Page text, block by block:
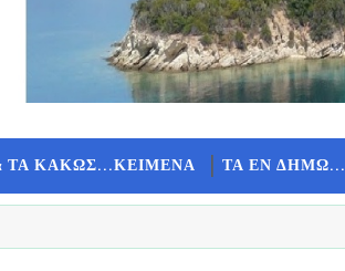
ΤΑ ΚΑΚΩΣ...ΚΕΙΜΕΝΑ ΤΑ ΕΝ ΔΗΜΩ...